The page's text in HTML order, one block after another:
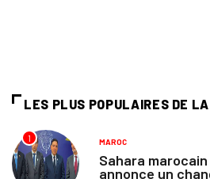
LES PLUS POPULAIRES DE
1 MAROC
Sahara
annonce un